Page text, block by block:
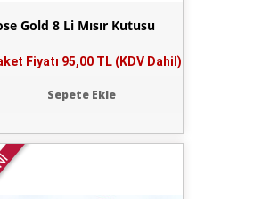
Gold 8 Li Mısır Kutusu
Fiyatı 95,00 TL (KDV Dahil)
Sepete Ekle